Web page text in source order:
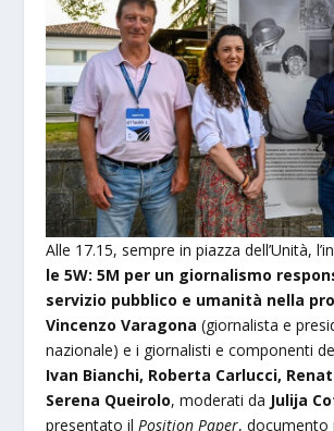
Alle 17.15, sempre in piazza dell’Unità,
le 5W: 5M per un giornalismo
servizio pubblico e umanità nella
Vincenzo Varagona(giornalista e
nazionale) e i giornalisti e componenti
Ivan Bianchi, Roberta Carlucci,
Serena Queirolo, moderati da Julija
presentato ilPosition Paper, documento